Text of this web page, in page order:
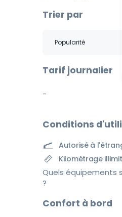
Trier par
Tarif journalier
-
Conditions
Autorisé à
Kilométrage
Quels équipements
?
Confort à bord